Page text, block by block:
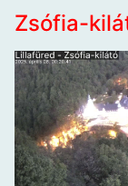
Zsófia-